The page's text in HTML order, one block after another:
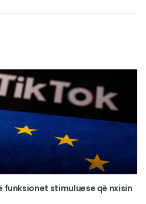
funksionet stimuluese që nxisin